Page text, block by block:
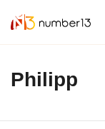
Philipp